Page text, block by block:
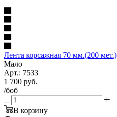
Лента корсажная 70 мм.(200 мет.)
Мало
Арт.: 7533
1 700 руб.
/боб
В корзину